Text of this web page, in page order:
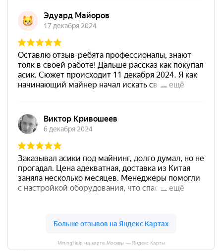
MiningHelp на карте Москвы — Яндекс Карты